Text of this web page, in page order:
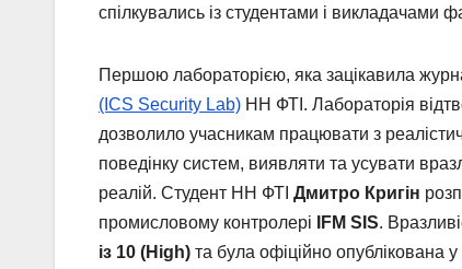
спілкувались із студентами і викладачами
Першою лабораторією, яка зацікавила
(ICS Security Lab) НН ФТІ. Лабораторія
дозволило учасникам працювати з
поведінку систем, виявляти та усувати
реалій. Студент НН ФТІ Дмитро Кригін
промисловому контролері
IFM SIS.
із 10 (High) та була офіційно опублікована